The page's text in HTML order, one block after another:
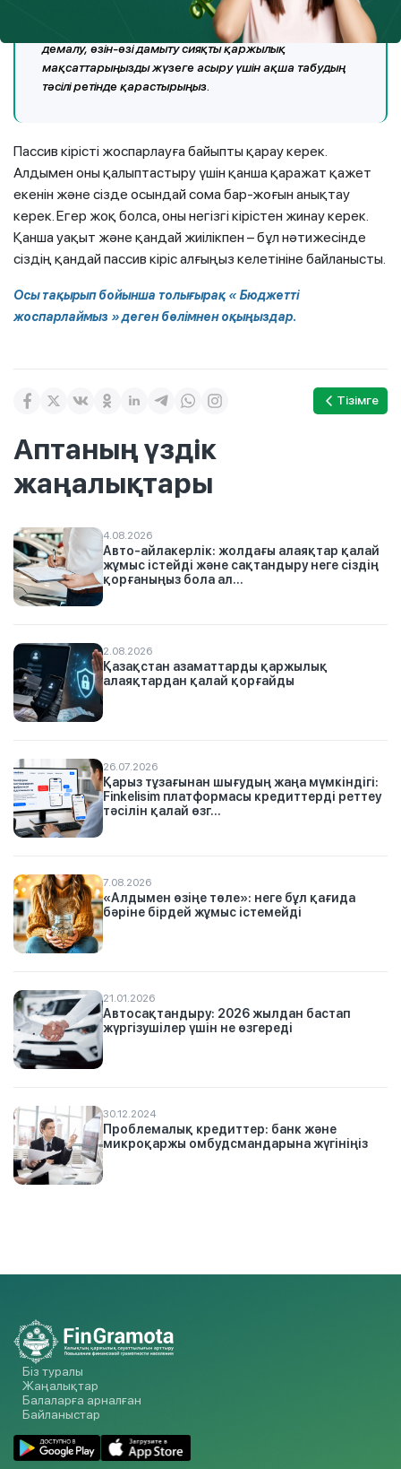
қосымша табыс көзін табу мақсатында ғана
қалыптаспайды, оны автокөлік сатып алу, шетелде
демалу, өзін-өзі дамыту сияқты қаржылық
мақсаттарыңызды жүзеге асыру үшін ақша табудың
тәсілі ретінде қарастырыңыз.
Пассив кірісті жоспарлауға байыпты қарау керек.
Алдымен оны қалыптастыру үшін қанша қаражат қажет
екенін және сізде осындай сома бар-жоғын анықтау
керек. Егер жоқ болса, оны негізгі кірістен жинау керек.
Қанша уақыт және қандай жиілікпен – бұл нәтижесінде
сіздің қандай пассив кіріс алғыңыз келетініне байланысты.
Осы тақырып бойынша толығырақ « Бюджетті
жоспарлаймыз » деген бөлімнен оқыңыздар.
Тізімге
Аптаның үздік
жаңалықтары
4.08.2026
Авто-айлакерлік: жолдағы алаяқтар қалай
жұмыс істейді және сақтандыру неге сіздің
қорғаныңыз бола ал...
2.08.2026
Қазақстан азаматтарды қаржылық
алаяқтардан қалай қорғайды
26.07.2026
Қарыз тұзағынан шығудың жаңа мүмкіндігі:
Finkelisim платформасы кредиттерді реттеу
тәсілін қалай өзг...
7.08.2026
«Алдымен өзіңе төле»: неге бұл қағида
бәріне бірдей жұмыс істемейді
21.01.2026
Автосақтандыру: 2026 жылдан бастап
жүргізушілер үшін не өзгереді
30.12.2024
Проблемалық кредиттер: банк және
микроқаржы омбудсмандарына жүгініңіз
Біз туралы
Жаңалықтар
Балаларға арналған
Байланыстар